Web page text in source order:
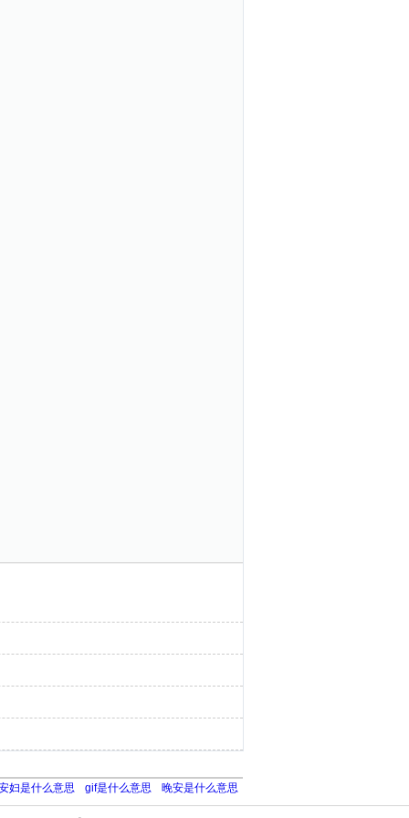
妇是什么意思 gif是什么意思 晚安是什么意思